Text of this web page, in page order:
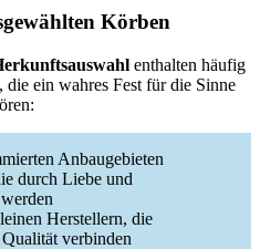
Körben
enthalten häufig
ein wahres Fest für die Sinne
Anbaugebieten
durch Liebe und
Herstellern, die
verbinden